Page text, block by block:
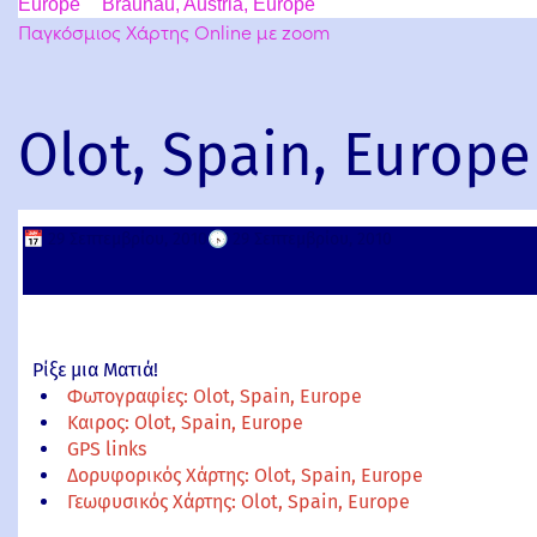
Europe
Braunau, Austria, Europe
Παγκόσμιος Χάρτης Online με zoom
Olot, Spain, Europe
📅 🕟
Ρίξε μια Ματιά!
Φωτογραφίες: Olot, Spain, Europe
Καιρος: Olot, Spain, Europe
GPS links
Δορυφορικός Χάρτης: Olot, Spain, Europe
Γεωφυσικός Χάρτης: Olot, Spain, Europe